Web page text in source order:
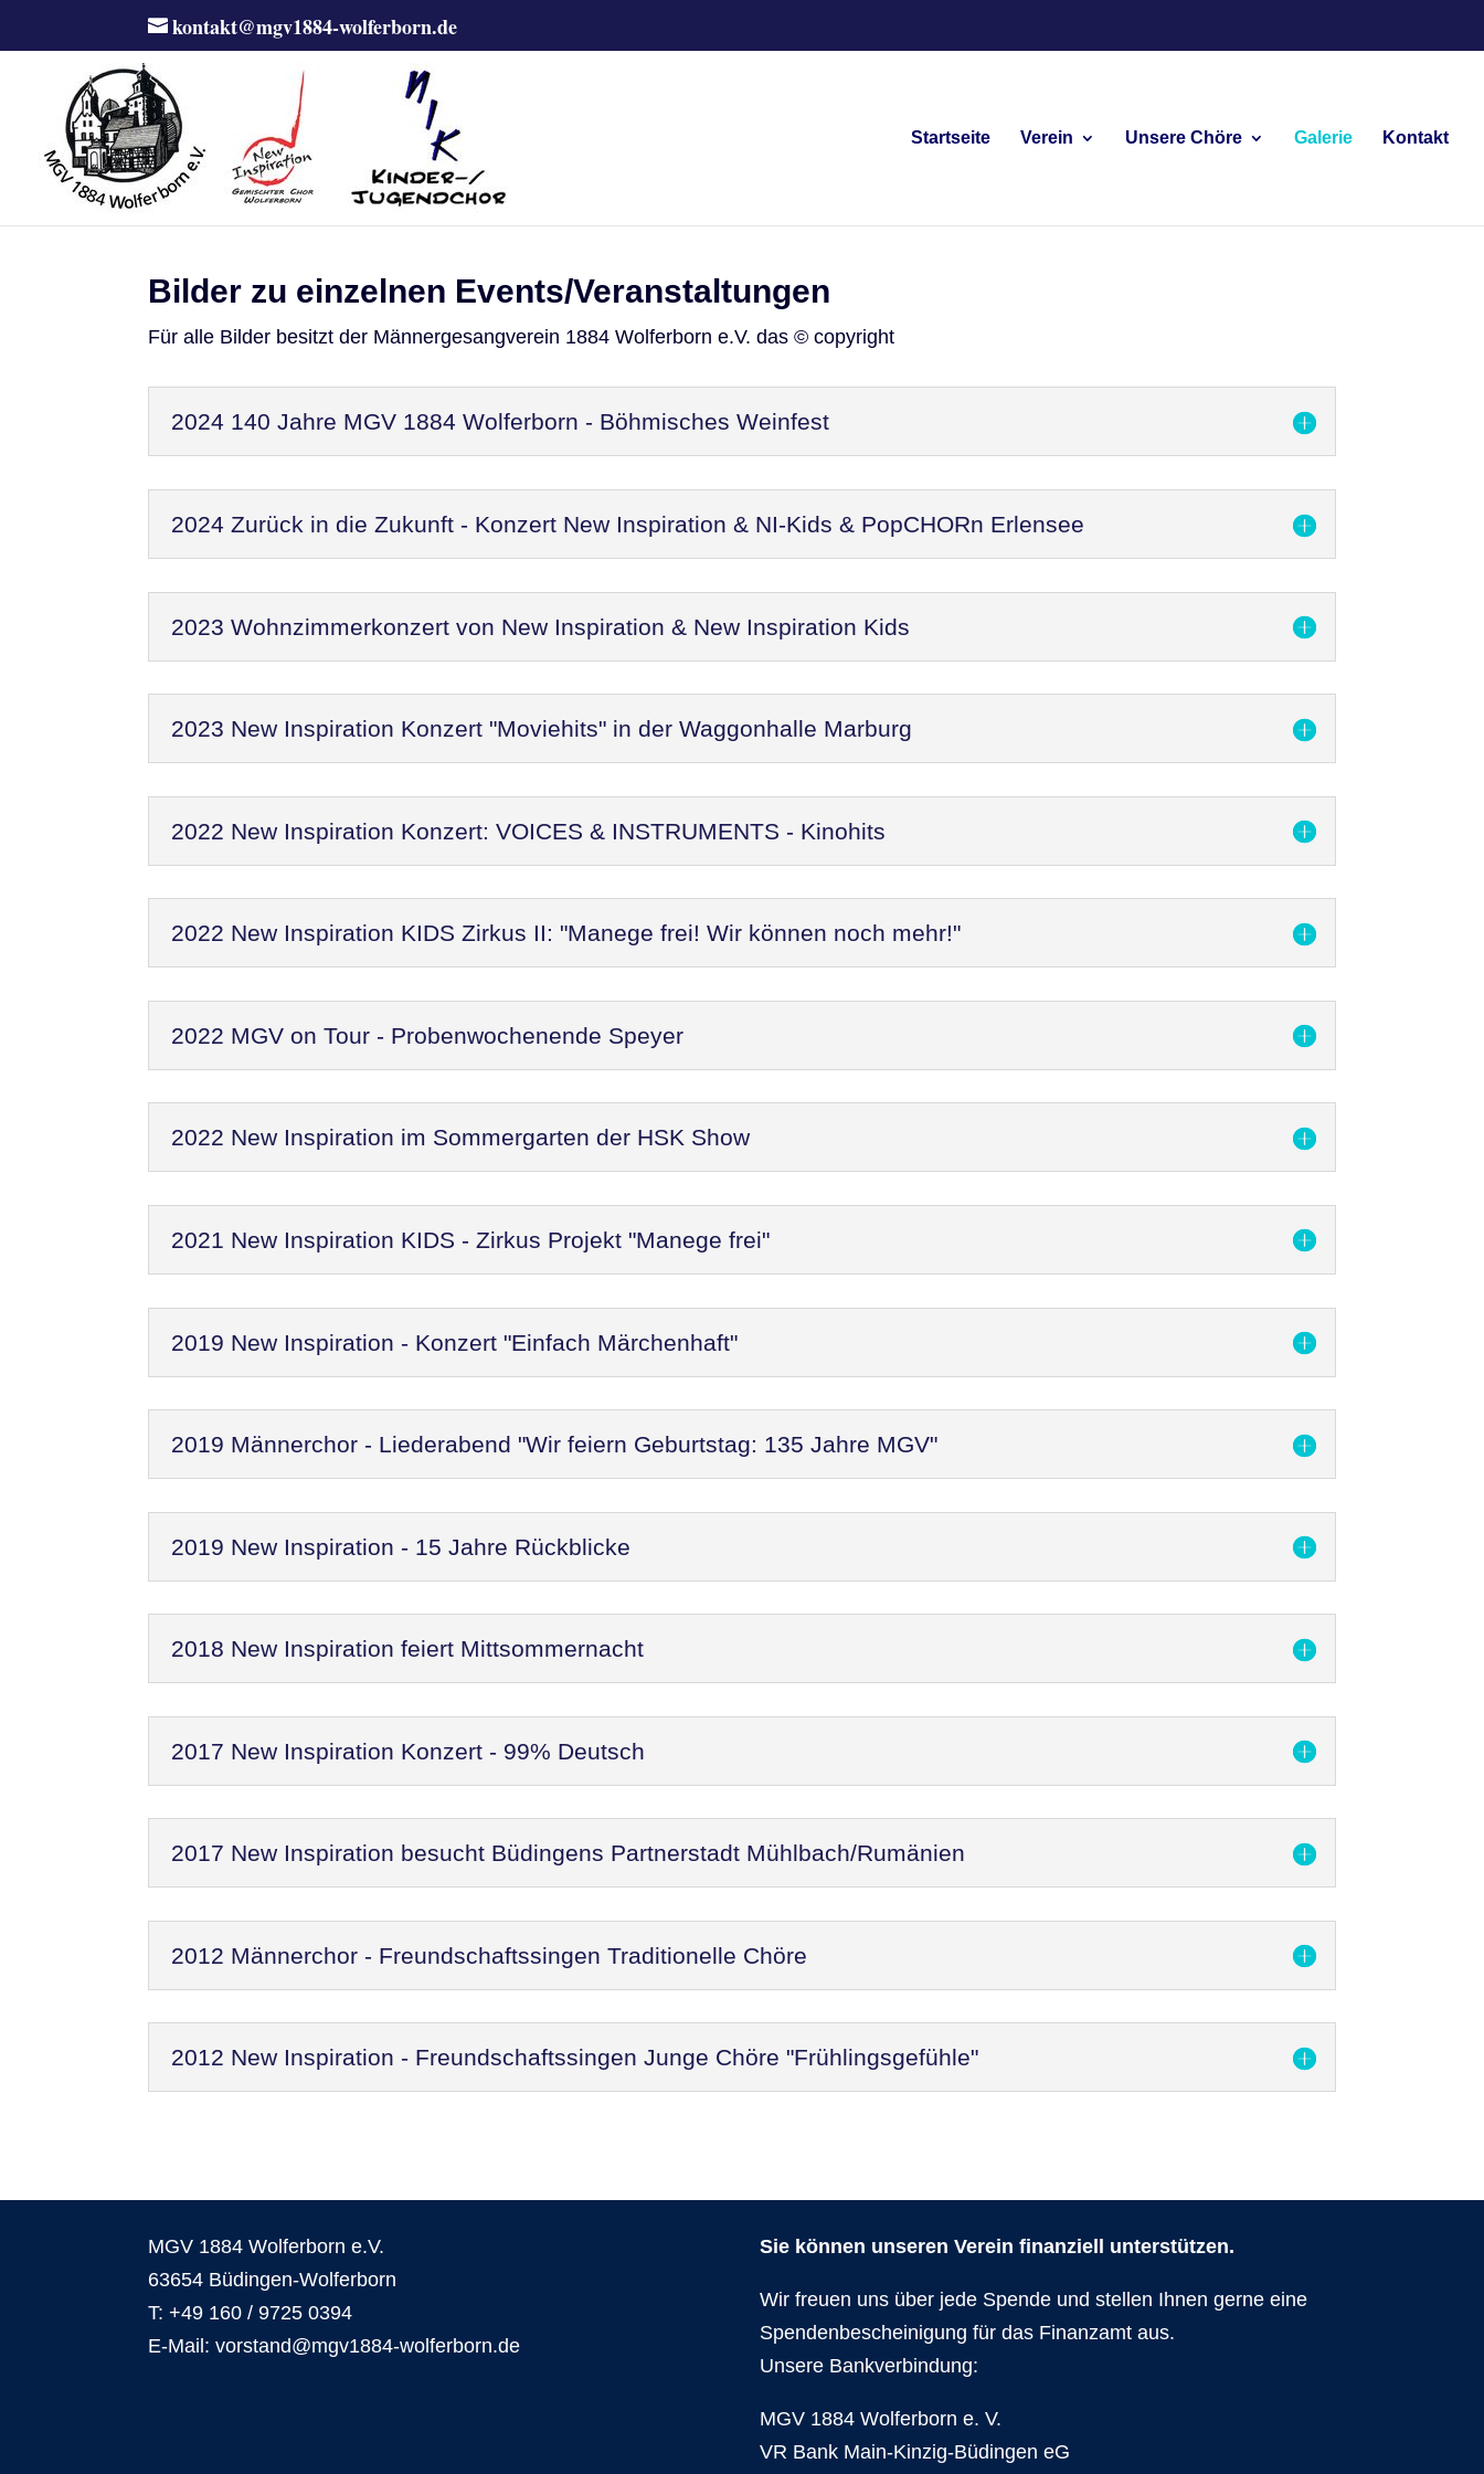
kontakt@mgv1884-wolferborn.de
Startseite Verein Unsere Chöre Galerie Kontakt
Bilder zu einzelnen Events/Veranstaltungen
Für alle Bilder besitzt der Männergesangverein 1884 Wolferborn e.V. das © copyright
2024 140 Jahre MGV 1884 Wolferborn - Böhmisches Weinfest
2024 Zurück in die Zukunft - Konzert New Inspiration & NI-Kids & PopCHORn Erlensee
2023 Wohnzimmerkonzert von New Inspiration & New Inspiration Kids
2023 New Inspiration Konzert "Moviehits" in der Waggonhalle Marburg
2022 New Inspiration Konzert: VOICES & INSTRUMENTS - Kinohits
2022 New Inspiration KIDS Zirkus II: "Manege frei! Wir können noch mehr!"
2022 MGV on Tour - Probenwochenende Speyer
2022 New Inspiration im Sommergarten der HSK Show
2021 New Inspiration KIDS - Zirkus Projekt "Manege frei"
2019 New Inspiration - Konzert "Einfach Märchenhaft"
2019 Männerchor - Liederabend "Wir feiern Geburtstag: 135 Jahre MGV"
2019 New Inspiration - 15 Jahre Rückblicke
2018 New Inspiration feiert Mittsommernacht
2017 New Inspiration Konzert - 99% Deutsch
2017 New Inspiration besucht Büdingens Partnerstadt Mühlbach/Rumänien
2012 Männerchor - Freundschaftssingen Traditionelle Chöre
2012 New Inspiration - Freundschaftssingen Junge Chöre "Frühlingsgefühle"
MGV 1884 Wolferborn e.V.
63654 Büdingen-Wolferborn
T: +49 160 / 9725 0394
E-Mail: vorstand@mgv1884-wolferborn.de
Sie können unseren Verein finanziell unterstützen.
Wir freuen uns über jede Spende und stellen Ihnen gerne eine
Spendenbescheinigung für das Finanzamt aus.
Unsere Bankverbindung:
MGV 1884 Wolferborn e. V.
VR Bank Main-Kinzig-Büdingen eG